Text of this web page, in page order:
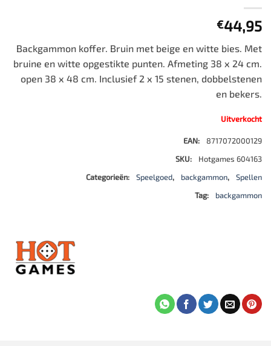
€44,95
Backgammon koffer. Bruin met beige en witte bies. Met
bruine en witte opgestikte punten. Afmeting 38 x 24 cm.
open 38 x 48 cm. Inclusief 2 x 15 stenen, dobbelstenen
en bekers.
Uitverkocht
EAN:
8717072000129
SKU:
Hotgames 604163
Categorieën:
Speelgoed, backgammon,
Spellen
Tag:
backgammon